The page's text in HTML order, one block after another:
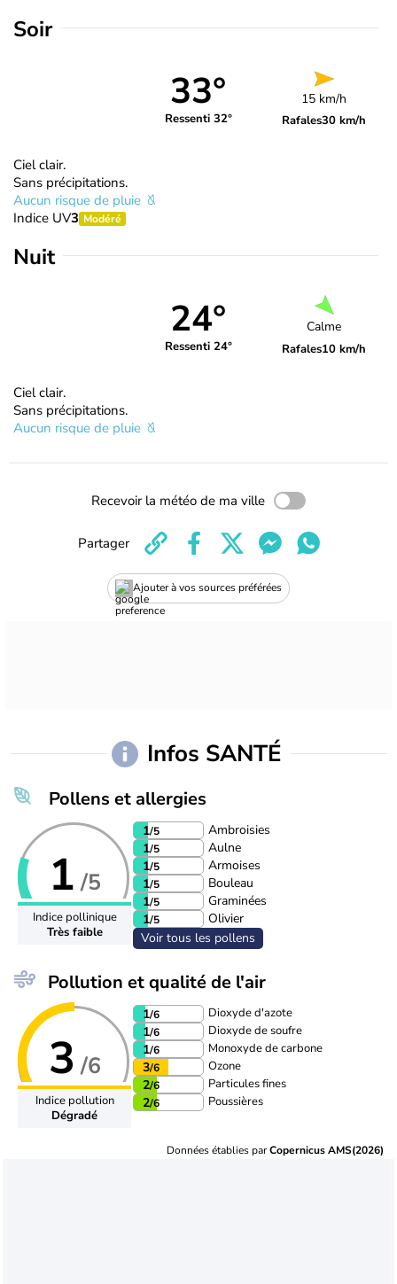
Soir
33°
Ressenti 32°
15 km/h
Rafales30 km/h
Ciel clair.
Sans précipitations.
Aucun risque de pluie
Indice UV3 Modéré
Nuit
24°
Ressenti 24°
Calme
Rafales10 km/h
Ciel clair.
Sans précipitations.
Aucun risque de pluie
Recevoir la météo de ma ville
Ajouter à vos sources préférées
Partager
Infos SANTÉ
Pollens et allergies
1 /5
Indice pollinique
Très faible
1/5
Ambroisies
1/5
Aulne
1/5
Armoises
1/5
Bouleau
1/5
Graminées
1/5
Olivier
Voir tous les pollens
Pollution et qualité de l'air
3 /6
Indice pollution
Dégradé
1/6 Dioxyde d'azote
1/6 Dioxyde de soufre
1/6 Monoxyde de carbone
3/6 Ozone
2/6 Particules fines
2/6 Poussières
Données établies parCopernicus AMS(2026)